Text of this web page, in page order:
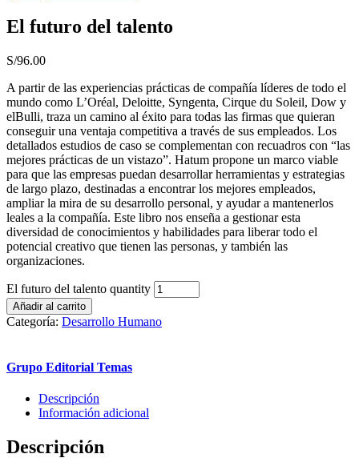
El futuro del talento
S/96.00
A partir de las experiencias prácticas de compañía líderes de todo el
mundo como L’Oréal, Deloitte, Syngenta, Cirque du Soleil, Dow y
elBulli, traza un camino al éxito para todas las firmas que quieran
conseguir una ventaja competitiva a través de sus empleados. Los
detallados estudios de caso se complementan con recuadros con “las
mejores prácticas de un vistazo”. Hatum propone un marco viable
para que las empresas puedan desarrollar herramientas y estrategias
de largo plazo, destinadas a encontrar los mejores empleados,
ampliar la mira de su desarrollo personal, y ayudar a mantenerlos
leales a la compañía. Este libro nos enseña a gestionar esta
diversidad de conocimientos y habilidades para liberar todo el
potencial creativo que tienen las personas, y también las
organizaciones.
El futuro del talento quantity
Añadir al carrito
Categoría: Desarrollo Humano
Grupo Editorial Temas
Descripción
Información adicional
Descripción